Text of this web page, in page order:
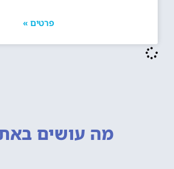
מה עושים באתונה?